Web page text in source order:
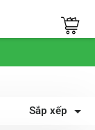
Sắp xếp